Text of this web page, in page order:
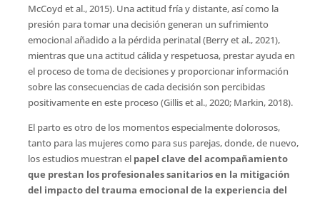
McCoyd et al., 2015). Una actitud fría y distante, así como la
presión para tomar una decisión generan un sufrimiento
emocional añadido a la pérdida perinatal (Berry et al., 2021),
mientras que una actitud cálida y respetuosa, prestar ayuda en
el proceso de toma de decisiones y proporcionar información
sobre las consecuencias de cada decisión son percibidas
positivamente en este proceso (Gillis et al., 2020; Markin, 2018).
El parto es otro de los momentos especialmente dolorosos,
tanto para las mujeres como para sus parejas, donde, de nuevo,
los estudios muestran el papel clave del acompañamiento
que prestan los profesionales sanitarios en la mitigación
del impacto del trauma emocional de la experiencia del